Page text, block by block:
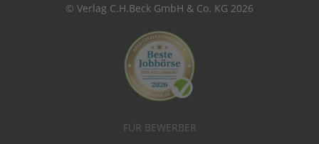
© Verlag C.H.Beck GmbH & Co. KG 2026
FÜR BEWERBER